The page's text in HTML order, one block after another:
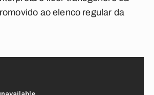
ao elenco regular da